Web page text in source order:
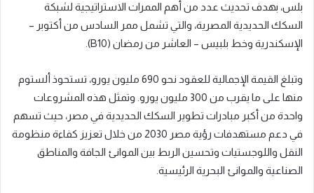
بلس، بهدف تحديث عدد من أهم الممرات الاستراتيجية لشبكة
السكك الحديدية المصرية، والتي تشمل ممر السادس من أكتوبر –
الإسكندرية وخط بلبيس – العاشر من رمضان (B10).
وتبلغ القيمة الإجمالية للعقود نحو 690 مليون يورو، تستحوذ ألستوم
منها على ما يقرب من 300 مليون يورو. وتمثل هذه المشروعات
واحدة من أكبر مبادرات تطوير السكك الحديدية في مصر، حيث تسهم
في دعم مستهدفات رؤية مصر 2030 من خلال تعزيز كفاءة منظومة
النقل واللوجستيات وتحسين الربط بين الموانئ الجافة والمناطق
الصناعية والموانئ البحرية الرئيسية.